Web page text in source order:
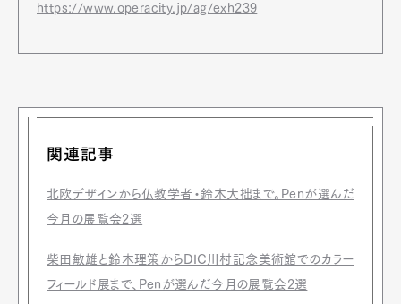
https://www.operacity.jp/ag/exh239
関連記事
北欧デザインから仏教学者・鈴木大拙まで。Penが選んだ
今月の展覧会2選
柴田敏雄と鈴木理策からDIC川村記念美術館でのカラー
フィールド展まで、Penが選んだ今月の展覧会2選